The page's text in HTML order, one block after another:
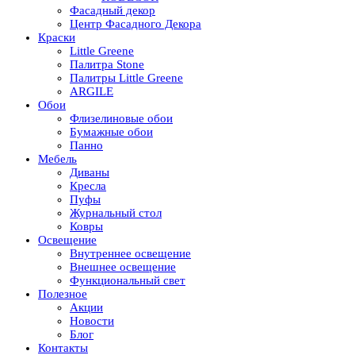
Фасадный декор
Центр Фасадного Декора
Краски
Little Greene
Палитра Stone
Палитры Little Greene
ARGILE
Обои
Флизелиновые обои
Бумажные обои
Панно
Мебель
Диваны
Кресла
Пуфы
Журнальный стол
Ковры
Освещение
Внутреннее освещение
Внешнее освещение
Функциональный свет
Полезное
Акции
Новости
Блог
Контакты